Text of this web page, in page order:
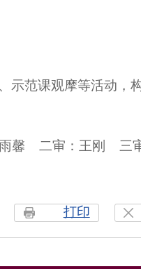
示范课观摩等活动，
馨 二审：王刚 三
打印